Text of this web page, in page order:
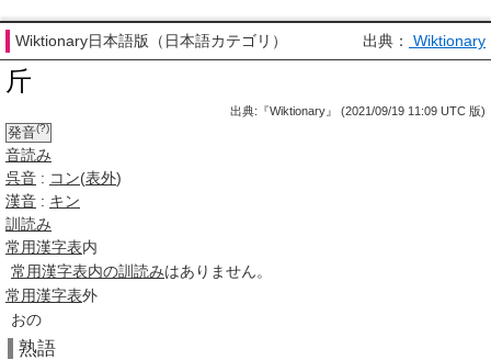
Wiktionary日本語版（日本語カテゴリ） 出典： Wiktionary
斤
出典:『Wiktionary』 (2021/09/19 11:09 UTC 版)
発音(?)
音読み
呉音 : コン(表外)
漢音 : キン
訓読み
常用漢字表内
常用漢字表内の訓読みはありません。
常用漢字表外
おの
熟語